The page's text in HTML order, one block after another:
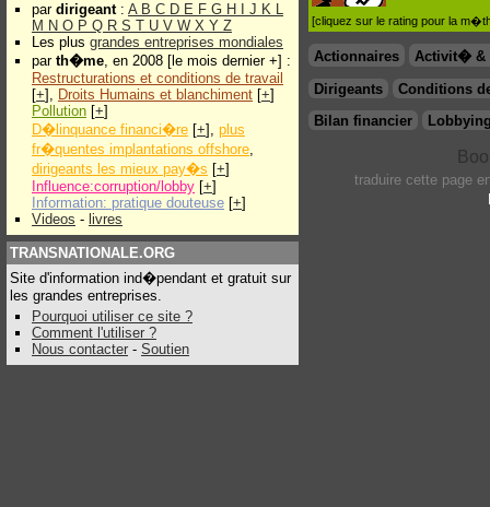
par dirigeant: A B C D E F G H J K L
M N O P Q R S T U V W X Y Z
Les plus grandes entreprises mondiales
par th�me, en 2008 [le mois dernier +] :
Restructurations et conditions de travail
[+], Droits Humains et blanchiment [+]
Pollution [+]
D�linquance financi�re [+], plus
fr�quentes implantations offshore,
dirigeants les mieux pay�s [+]
Influence:corruption/lobby [+]
Information: pratique douteuse [+]
Videos - livres
TRANSNATIONALE.ORG
Site d'information ind�pendant et gratuit sur
les grandes entreprises.
Pourquoi utiliser ce site ?
Comment l'utiliser ?
Nous contacter - Soutien
[cliquez sur le rating pour la
Actionnaires
Activit� &
Dirigeants
Conditions
Bilan financier
traduire cette page